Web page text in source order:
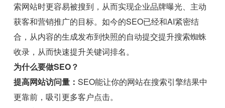
索网站时更容易被搜到，从而实现企业品牌曝光、主动
获客和营销推广的目标。如今的SEO已经和AI紧密结
合，从内容的生成发布到快照的自动提交提升搜索蜘蛛
收录，从而快速提升关键词排名。
为什么要做SEO？
提高网站访问量：SEO能让你的网站在搜索引擎结果中
更靠前，吸引更多客户点击。